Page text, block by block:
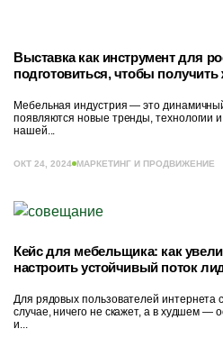
Выставка как инструмент для
подготовиться, чтобы
Мебельная индустрия — это
появляются новые тренды, технологии
нашей...
ОКТ 24, 2024 МАРКЕТИНГ И ПРОДВИЖЕНИЕ
Кейс для мебельщика: как
настроить устойчивый поток
Для рядовых пользователей интернета
случае, ничего не скажет, а в худшем —
и...